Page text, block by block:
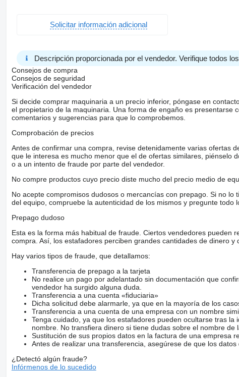
Solicitar información adicional
Descripción proporcionada por el vendedor. Verifique todos
Consejos de compra
Consejos de seguridad
Verificación del vendedor
Si decide comprar maquinaria a un precio inferior, póngase en
el propietario de la maquinaria. Una forma de engaño es
comentarios y sugerencias para que lo comprobemos.
Comprobación de precios
Antes de confirmar una compra, revise detenidamente varias ofertas
que le interesa es mucho menor que el de ofertas similares, piénselo
o a un intento de fraude por parte del vendedor.
No compre productos cuyo precio diste mucho del precio medio de
No acepte compromisos dudosos o mercancías con prepago. Si no
del equipo, compruebe la autenticidad de los mismos y pregunte todo
Prepago dudoso
Esta es la forma más habitual de fraude. Ciertos vendedores pueden
compra. Así, los estafadores perciben grandes cantidades de dinero y
Hay varios tipos de fraude, que detallamos:
Transferencia de prepago a la tarjeta
No realice un pago por adelantado sin documentación que
vendedor ha surgido alguna duda.
Transferencia a una cuenta «fiduciaria»
Dicha solicitud debe alarmarle, ya que en la mayoría de los
Transferencia a una cuenta de una empresa con un nombre
Tenga cuidado, ya que los estafadores pueden ocultarse tras
nombre. No transfiera dinero si tiene dudas sobre el nombre de
Sustitución de sus propios datos en la factura de una empresa
Antes de realizar una transferencia, asegúrese de que los
¿Detectó algún fraude?
Infórmenos de lo sucedido